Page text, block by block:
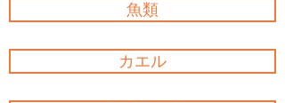
魚類
カエル